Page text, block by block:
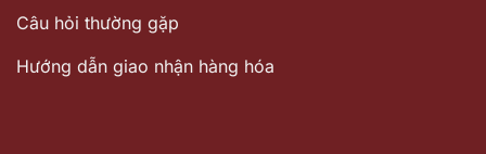
Câu hỏi thường gặp
Hướng dẫn giao nhận hàng hóa